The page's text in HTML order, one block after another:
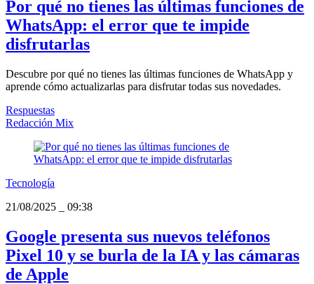
Por qué no tienes las últimas funciones de
WhatsApp: el error que te impide
disfrutarlas
Descubre por qué no tienes las últimas funciones de WhatsApp y
aprende cómo actualizarlas para disfrutar todas sus novedades.
Respuestas
Redacción Mix
Tecnología
21/08/2025
09:38
Google presenta sus nuevos teléfonos
Pixel 10 y se burla de la IA y las cámaras
de Apple